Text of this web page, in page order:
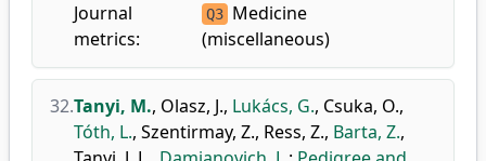
Journal
metrics:
Q3 Medicine
(miscellaneous)
32.Tanyi, M., Olasz, J., Lukács, G., Csuka, O.,
Tóth, L., Szentirmay, Z., Ress, Z., Barta, Z.,